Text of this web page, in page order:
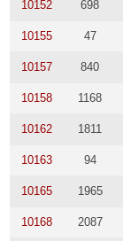
10152 698
10155 47
10157 840
10158 1168
10162 1811
10163 94
10165 1965
10168 2087